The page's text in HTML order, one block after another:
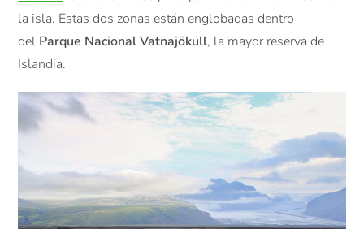
la isla. Estas dos zonas están englobadas dentro
del Parque Nacional Vatnajökull, la mayor reserva de
Islandia.